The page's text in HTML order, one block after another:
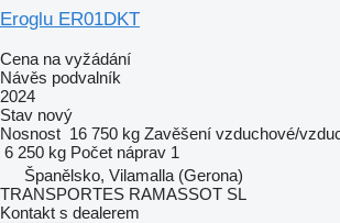
Eroglu ER01DKT
Cena na vyžádání
Návěs podvalník
2024
Stav nový
Nosnost 16 750 kg Zavěšení vzduchové/
6 250 kg Počet náprav 1
Španělsko, Vilamalla (Gerona)
TRANSPORTES RAMASSOT SL
Kontakt s dealerem